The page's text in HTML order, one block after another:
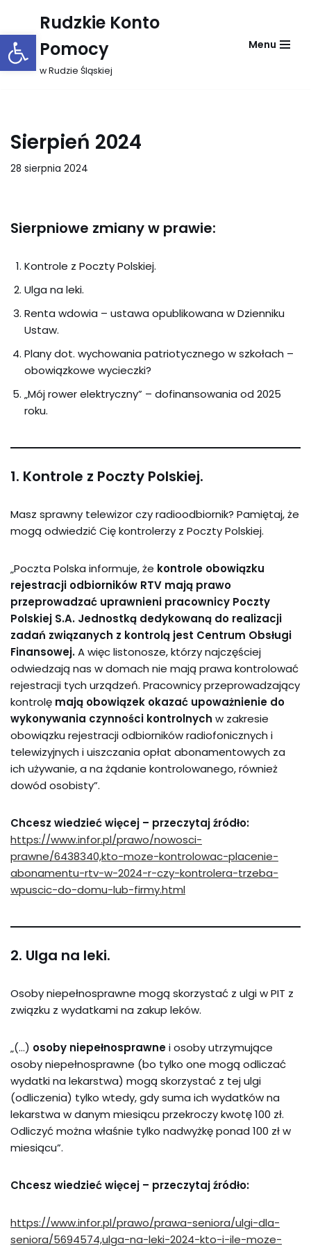
Otwórz pasek narzędzi
Przejdź
do
treści
Rudzkie Konto
Pomocy
w Rudzie Śląskiej
Menu
Sierpień 2024
28 sierpnia 2024
Sierpniowe zmiany w prawie:
Kontrole z Poczty Polskiej.
Ulga na leki.
Renta wdowia – ustawa opublikowana w Dzienniku
Ustaw.
Plany dot. wychowania patriotycznego w szkołach –
obowiązkowe wycieczki?
„Mój rower elektryczny” – dofinansowania od 2025
roku.
1. Kontrole z Poczty Polskiej.
Masz sprawny telewizor czy radioodbiornik? Pamiętaj, że
mogą odwiedzić Cię kontrolerzy z Poczty Polskiej.
„Poczta Polska informuje, że kontrole obowiązku
rejestracji odbiorników RTV mają prawo
przeprowadzać uprawnieni pracownicy Poczty
Polskiej S.A. Jednostką dedykowaną do realizacji
zadań związanych z kontrolą jest Centrum Obsługi
Finansowej.A więc listonosze, którzy najczęściej
odwiedzają nas w domach nie mają prawa kontrolować
rejestracji tych urządzeń. Pracownicy przeprowadzający
kontrolę mają obowiązek okazać upoważnienie do
wykonywania czynności kontrolnych w zakresie
obowiązku rejestracji odbiorników radiofonicznych i
telewizyjnych i uiszczania opłat abonamentowych za
ich używanie, a na żądanie kontrolowanego, również
dowód osobisty”.
Chcesz wiedzieć więcej – przeczytaj źródło:
https://www.infor.pl/prawo/nowosci-
prawne/6438340,kto-moze-kontrolowac-placenie-
abonamentu-rtv-w-2024-r-czy-kontrolera-trzeba-
wpuscic-do-domu-lub-firmy.html
2. Ulga na leki.
Osoby niepełnosprawne mogą skorzystać z ulgi w PIT z
związku z wydatkami na zakup leków.
„(…) osoby niepełnosprawnei osoby utrzymujące
osoby niepełnosprawne (bo tylko one mogą odliczać
wydatki na lekarstwa) mogą skorzystać z tej ulgi
(odliczenia) tylko wtedy, gdy suma ich wydatków na
lekarstwa w danym miesiącu przekroczy kwotę 100 zł.
Odliczyć można właśnie tylko nadwyżkę ponad 100 zł w
miesiącu”.
Chcesz wiedzieć więcej – przeczytaj źródło:
https://www.infor.pl/prawo/prawa-seniora/ulgi-dla-
seniora/5694574,ulga-na-leki-2024-kto-i-ile-moze-